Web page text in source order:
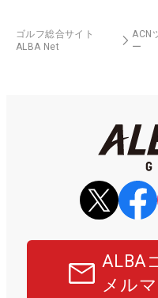
ゴルフ総合サイト
ALBA Net
ACN
ー
ALBA
メル